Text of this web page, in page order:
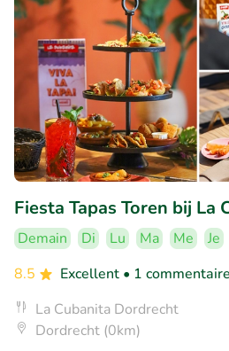
Fiesta Tapas Toren bij La
Demain Di Lu Ma Me
Je
8.5
Excellent • 1 commentaire
La Cubanita Dordrecht
Dordrecht (0km)